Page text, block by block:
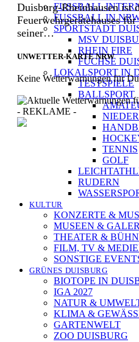
FUSSBALL
FUSSBALL IN
SPORTSTADT
MSV
RHEIN FIRE
FÜCHSE
LOKALSPORT IN
TESTSPIELE
BALLSPORT
TENNIS
GOLF
RUDERN
KULTUR
KONZERTE &
MUSEEN &
THEATER &
FILM, TV &
SONSTIGE
GRÜNES DUISBURG
BIOTOPE IN
IGA 2027
NATUR &
KLIMA &
GARTENWELT
ZOO DUISBURG
Duisburg-Rheinhausen ist
Feuerwehrgerätehauses
seiner…
UNWETTER-KARTE NRW
Keine Wetterwarnungen für
- REKLAME -
[ DUISBURG -
NEWSLETTER
In unserem Newsletter
zum darauf-folgenden
wichtig werden. Immer am
Ihrem E-Mail-Postfach.
Mit meiner
ich der